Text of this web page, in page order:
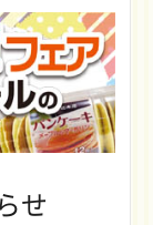
せ